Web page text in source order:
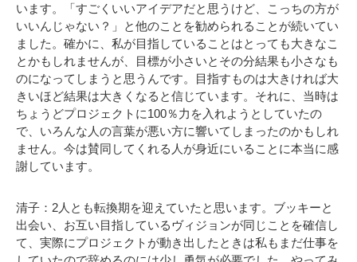
います。「すごくいいアイデアだと思うけど、こっちの方が
いいんじゃない？」と他のことを勧められることが続いてい
ました。確かに、私が目指していることはとっても大きなこ
とかもしれませんが、目標が小さいとその分結果も小さなも
のになってしまうと思うんです。目指すものは大きければ大
きいほど結果は大きくなると信じています。それに、当時は
ちょうどプロジェクトに100％力を入れようとしていたの
で、いろんな人の言葉が悪い方に響いてしまったのかもしれ
ません。今は賛同してくれる人が身近にいることに本当に感
謝しています。
清子：2人とも転換期を迎えていたと思います。ブッキーと
出会い、お互い目指しているヴィジョンが同じことを確信し
て、実際にプロジェクトが動き出したときは私もまだ仕事を